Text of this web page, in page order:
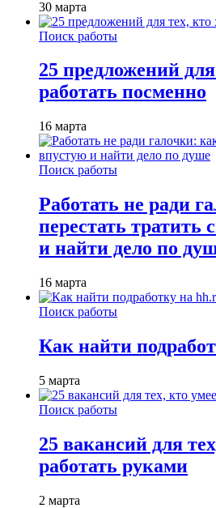
30 марта
Поиск работы
25 предложений
работать посменно
16 марта
Поиск работы
Работать не ради
перестать тратить
и найти дело по
16 марта
Поиск работы
Как найти
5 марта
Поиск работы
25 вакансий для
работать руками
2 марта